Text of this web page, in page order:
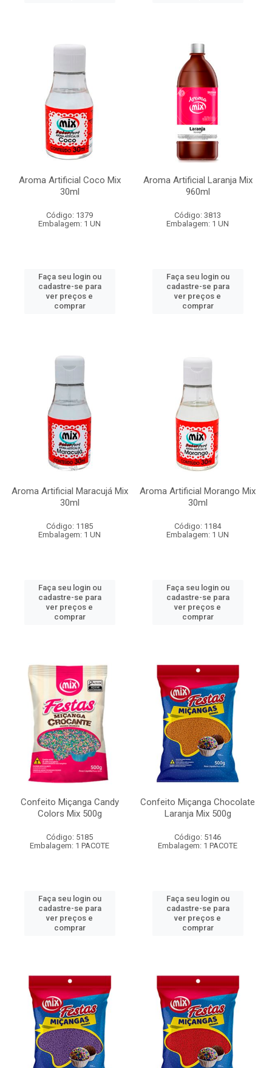
Aroma Artificial Coco Mix
30ml
Código: 1379
Embalagem: 1 UN
Faça seu login ou
cadastre-se para
ver preços e
comprar
Aroma Artificial Laranja Mix
960ml
Código: 3813
Embalagem: 1 UN
Faça seu login ou
cadastre-se para
ver preços e
comprar
Aroma Artificial Maracujá Mix
30ml
Código: 1185
Embalagem: 1 UN
Faça seu login ou
cadastre-se para
ver preços e
comprar
Aroma Artificial Morango Mix
30ml
Código: 1184
Embalagem: 1 UN
Faça seu login ou
cadastre-se para
ver preços e
comprar
Confeito Miçanga Candy
Colors Mix 500g
Código: 5185
Embalagem: 1 PACOTE
Faça seu login ou
cadastre-se para
ver preços e
comprar
Confeito Miçanga Chocolate
Laranja Mix 500g
Código: 5146
Embalagem: 1 PACOTE
Faça seu login ou
cadastre-se para
ver preços e
comprar